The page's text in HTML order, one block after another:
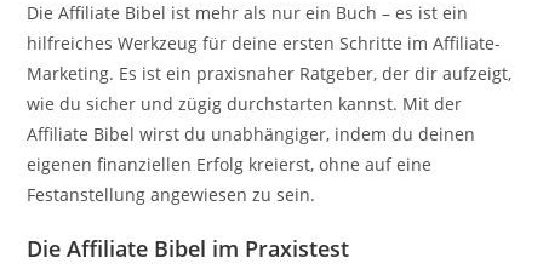
Die Affiliate Bibel ist mehr als nur ein Buch – es ist ein
hilfreiches Werkzeug für deine ersten Schritte im Affiliate-
Marketing. Es ist ein praxisnaher Ratgeber, der dir aufzeigt,
wie du sicher und zügig durchstarten kannst. Mit der
Affiliate Bibel wirst du unabhängiger, indem du deinen
eigenen finanziellen Erfolg kreierst, ohne auf eine
Festanstellung angewiesen zu sein.
Die Affiliate Bibel im Praxistest